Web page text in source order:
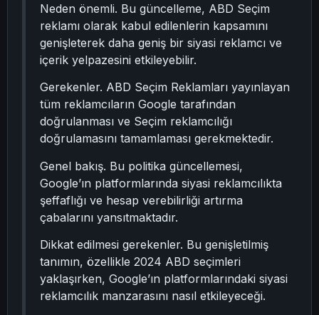
Neden önemli. Bu güncelleme, ABD Seçim
reklamı olarak kabul edilenlerin kapsamını
genişleterek daha geniş bir siyasi reklamcı ve
içerik yelpazesini etkileyebilir.
Gerekenler. ABD Seçim Reklamları yayınlayan
tüm reklamcıların Google tarafından
doğrulanması ve Seçim reklamcılığı
doğrulamasını tamamlaması gerekmektedir.
Genel bakış. Bu politika güncellemesi,
Google’ın platformlarında siyasi reklamcılıkta
şeffaflığı ve hesap verebilirliği artırma
çabalarını yansıtmaktadır.
Dikkat edilmesi gerekenler. Bu genişletilmiş
tanımın, özellikle 2024 ABD seçimleri
yaklaşırken, Google’ın platformlarındaki siyasi
reklamcılık manzarasını nasıl etkileyeceği.